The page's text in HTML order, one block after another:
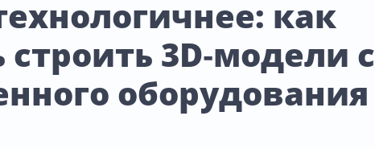
как
3D‑модели с
оборудования